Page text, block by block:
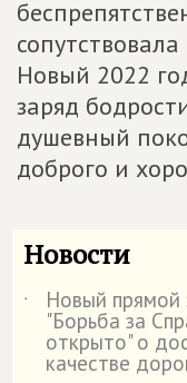
Новый 2022
заряд
душевный
доброго и
Новости
˙ Новый прямой
"Борьба за
открыто" о
качестве